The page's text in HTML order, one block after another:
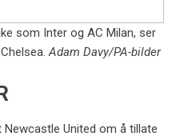
som Inter og AC Milan, ser
Adam Davy/PA-bilder
Newcastle United om å tillate